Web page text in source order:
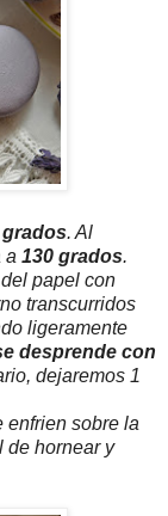
grados. Al
a 130 grados.
papel con
transcurridos
ligeramente
desprende con
dejaremos 1
enfrien sobre la
de hornear y